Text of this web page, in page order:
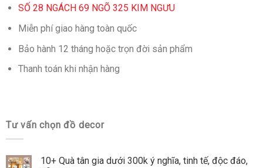
SỐ 28 NGÁCH 69 NGÕ 325 KIM NGƯU
Miễn phí giao hàng toàn quốc
Bảo hành 12 tháng hoặc trọn đời sản phẩm
Thanh toán khi nhận hàng
Tư vấn chọn đồ decor
10+ Quà tân gia dưới 300k ý nghĩa, tinh tế, độc đáo,